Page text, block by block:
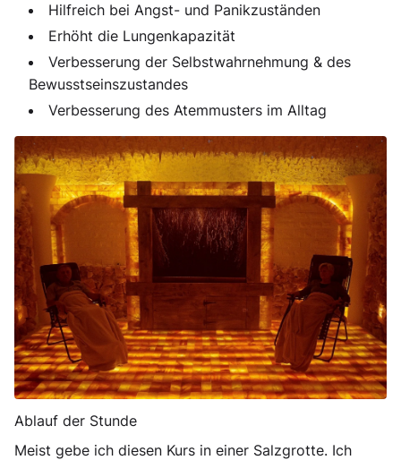
Hilfreich bei Angst- und Panikzuständen
Erhöht die Lungenkapazität
Verbesserung der Selbstwahr­neh­mung & des
Bewusstseinszustandes
Verbesserung des Atemmusters im Alltag
Ablauf der Stunde
Meist gebe ich diesen Kurs in einer Salzgrotte. Ich